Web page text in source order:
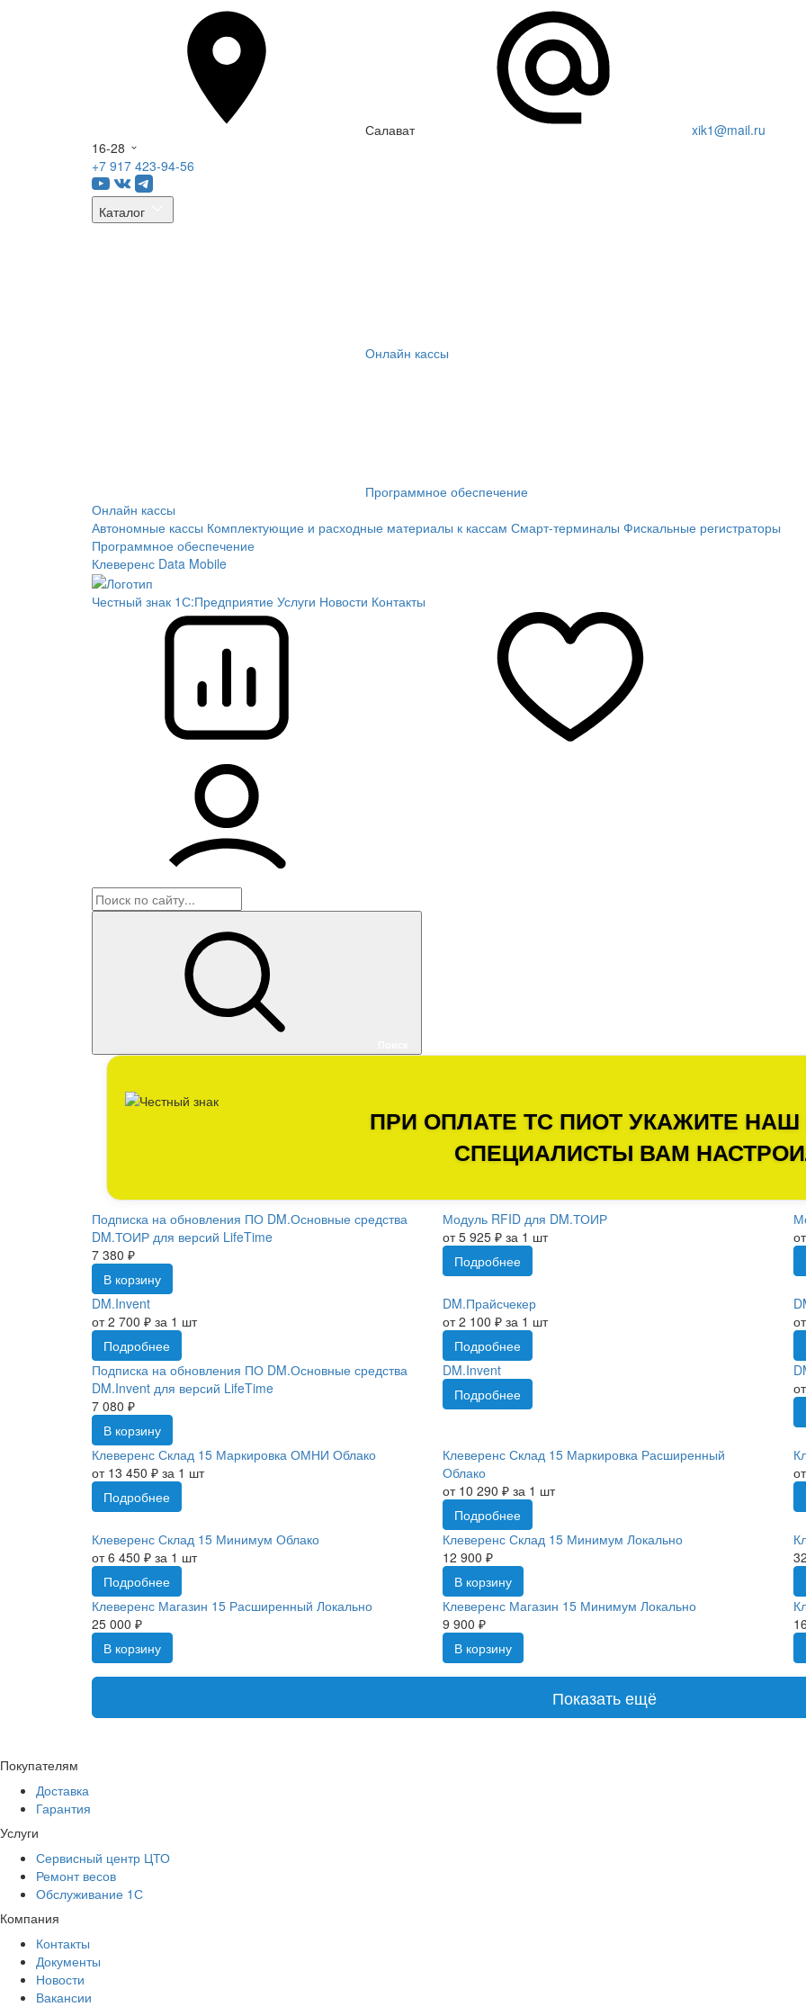
Салават xik1@mail.ru
16-28
+7 917 423-94-56
Каталог
Онлайн кассы
Программное обеспечение
Онлайн кассы
Автономные кассы Комплектующие и расходные материалы к кассам Смарт-терминалы Фискальные регистраторы
Программное обеспечение
Клеверенс Data Mobile
Честный знак 1С:Предприятие Услуги Новости Контакты
ПРИ ОПЛАТЕ ТС ПИОТ УКАЖИТЕ
СПЕЦИАЛИСТЫ ВАМ
Подписка на обновления ПО DM.Основные средства
DM.ТОИР для версий LifeTime
7 380 ₽
В корзину
Модуль RFID для DM.ТОИР
от 5 925 ₽ за 1 шт
Подробнее
DM.Invent
от 2 700 ₽ за 1 шт
Подробнее
DM.Прайсчекер
от 2 100 ₽ за 1 шт
Подробнее
Подписка на обновления ПО DM.Основные средства
DM.Invent для версий LifeTime
7 080 ₽
В корзину
DM.Invent
Подробнее
Клеверенс Склад 15 Маркировка ОМНИ Облако
от 13 450 ₽ за 1 шт
Подробнее
Клеверенс Склад 15 Маркировка Расширенный
Облако
от 10 290 ₽ за 1 шт
Подробнее
Клеверенс Склад 15 Минимум Облако
от 6 450 ₽ за 1 шт
Подробнее
Клеверенс Склад 15 Минимум Локально
12 900 ₽
В корзину
Клеверенс Магазин 15 Расширенный Локально
25 000 ₽
В корзину
Клеверенс Магазин 15 Минимум Локально
9 900 ₽
В корзину
Показать ещё
Покупателям
Доставка
Гарантия
Услуги
Сервисный центр ЦТО
Ремонт весов
Обслуживание 1С
Компания
Контакты
Документы
Новости
Вакансии